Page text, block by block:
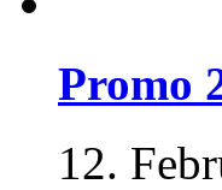
Promo
12.